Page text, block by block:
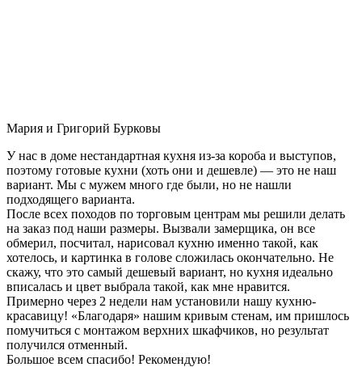
Мария и Григорий Бурковы
У нас в доме нестандартная кухня из-за короба и выступов,
поэтому готовые кухни (хоть они и дешевле) — это не наш
вариант. Мы с мужем много где были, но не нашли
подходящего варианта.
После всех походов по торговым центрам мы решили делать
на заказ под наши размеры. Вызвали замерщика, он все
обмерил, посчитал, нарисовал кухню именно такой, как
хотелось, и картинка в голове сложилась окончательно. Не
скажу, что это самый дешевый вариант, но кухня идеально
вписалась и цвет выбрала такой, как мне нравится.
Примерно через 2 недели нам установили нашу кухню-
красавицу! «Благодаря» нашим кривым стенам, им пришлось
помучиться с монтажом верхних шкафчиков, но результат
получился отменный.
Большое всем спасибо! Рекомендую!